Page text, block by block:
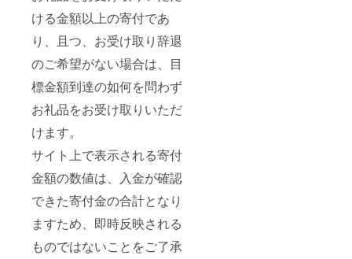
ける金額以上の寄付であ
り、且つ、お受け取り辞退
のご希望がない場合は、目
標金額到達の如何を問わず
お礼品をお受け取りいただ
けます。
サイト上で表示される寄付
金額の数値は、入金が確認
できた寄付金の合計となり
ますため、即時反映される
ものではないことをご了承